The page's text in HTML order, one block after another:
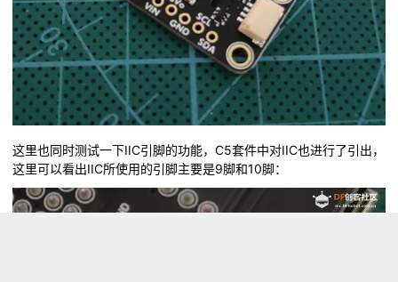
这里也同时测试一下IIC引脚的功能，C5套件中对IIC也进行了引出，
这里可以看出IIC所使用的引脚主要是9脚和10脚：